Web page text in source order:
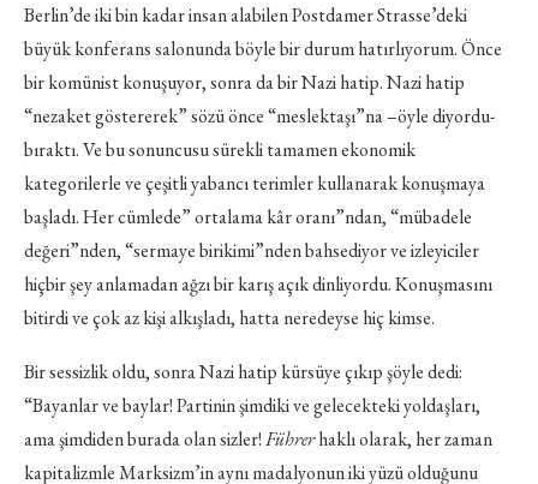
Berlin’de iki bin kadar insan alabilen Postdamer Strasse’deki
büyük konferans salonunda böyle bir durum hatırlıyorum. Önce
bir komünist konuşuyor, sonra da bir Nazi hatip. Nazi hatip
“nezaket göstererek” sözü önce “meslektaşı”na –öyle diyordu-
bıraktı. Ve bu sonuncusu sürekli tamamen ekonomik
kategorilerle ve çeşitli yabancı terimler kullanarak konuşmaya
başladı. Her cümlede” ortalama kâr oranı”ndan, “mübadele
değeri”nden, “sermaye birikimi”nden bahsediyor ve izleyiciler
hiçbir şey anlamadan ağzı bir karış açık dinliyordu. Konuşmasını
bitirdi ve çok az kişi alkışladı, hatta neredeyse hiç kimse.
Bir sessizlik oldu, sonra Nazi hatip kürsüye çıkıp şöyle dedi:
“Bayanlar ve baylar! Partinin şimdiki ve gelecekteki yoldaşları,
ama şimdiden burada olan sizler!Führerhaklı olarak, her zaman
kapitalizmle Marksizm’in aynı madalyonun iki yüzü olduğunu